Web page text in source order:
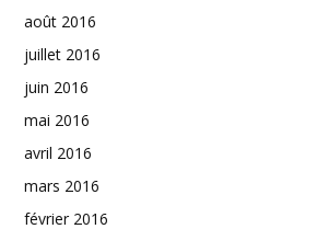
août 2016
juillet 2016
juin 2016
mai 2016
avril 2016
mars 2016
février 2016